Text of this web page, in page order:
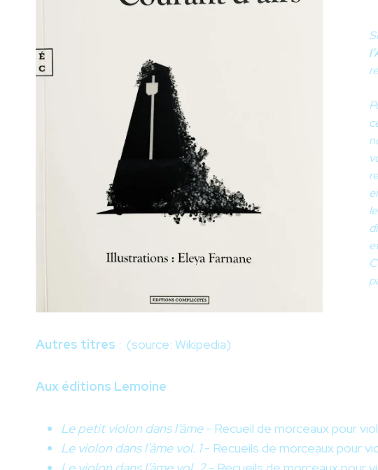
Autres titres : (source: Wikipedia)
Aux éditions Lemoine
Le petit violon dans l’âme- Recueil de morceaux pour
Le violon dans l’âme vol. 1- Recueils de morceaux pour